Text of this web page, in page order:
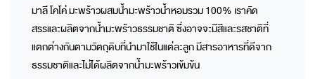
มาลี โคโค่ มะพร้าวผสมน้ำมะพร้าวน้ำหอมรวม 100% เราคัด
สรรและผลิตจากน้ำมะพร้าวธรรมชาติ ซึ่งอาจจะมีสีและรสชาติที่
แตกต่างกันตามวัตถุดิบที่นำมาใช้ในแต่ละลูก มีสารอาหารที่ดีจาก
ธรรมชาติและไม่ได้ผลิตจากน้ำมะพร้าวเข้มข้น